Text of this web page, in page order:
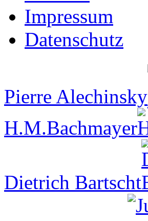
Impressum
Datenschutz
Pierre Alechinsky
H.M.Bachmayer
Dietrich Bartscht